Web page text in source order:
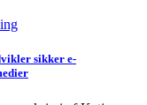
sikker e-